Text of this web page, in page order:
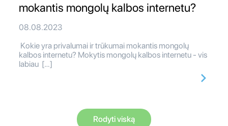
mokantis mongolų kalbos internetu?
08.08.2023
Kokie yra privalumai ir trūkumai mokantis mongolų
kalbos internetu? Mokytis mongolų kalbos internetu - vis
labiau […]
Rodyti viską